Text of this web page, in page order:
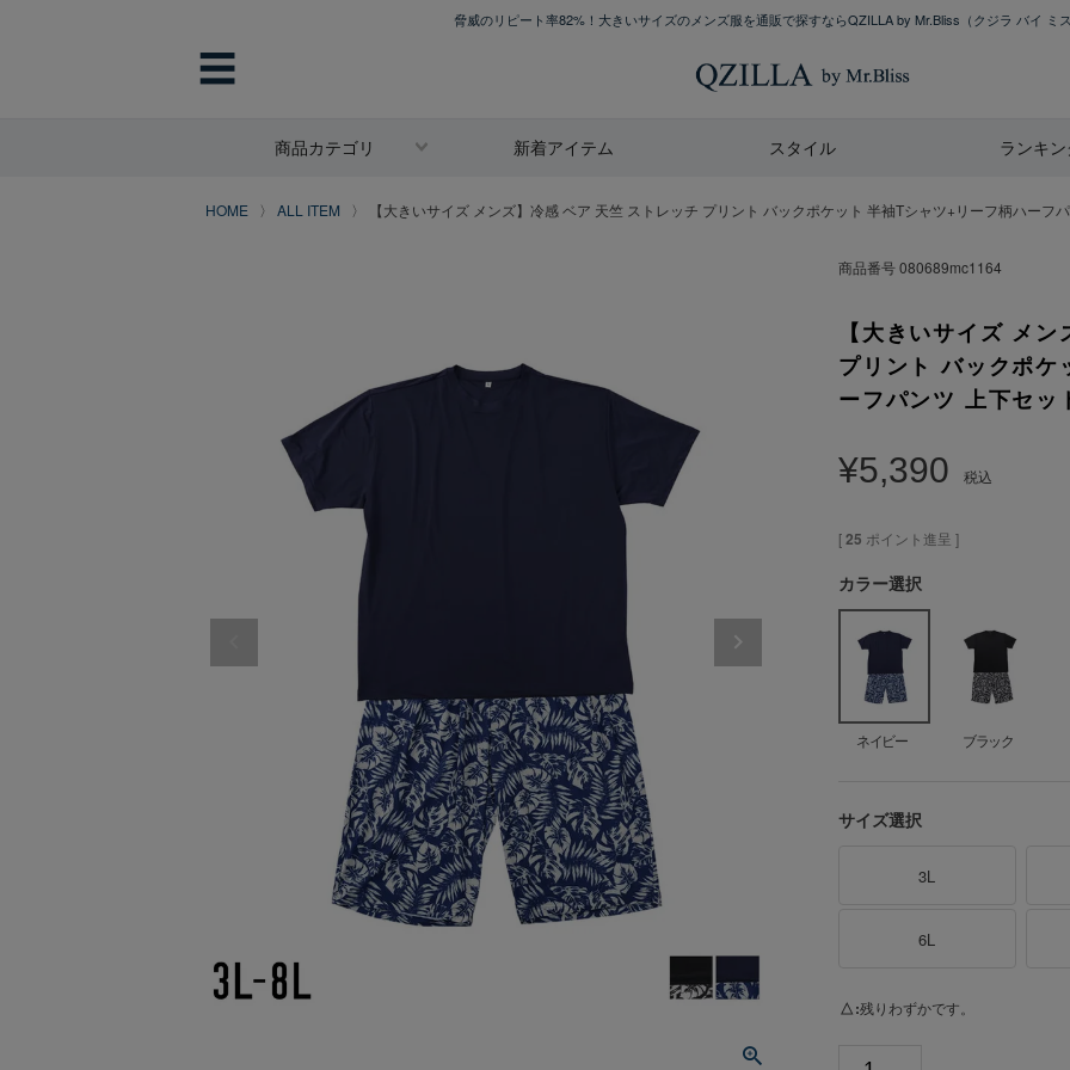
脅威のリピート率82%！大きいサイズのメンズ服を通販で探すならQZILLA by Mr.Bliss （クジラ バイ ミ
☰
商品カテゴリ 新着アイテム スタイル ランキ
HOME ALL ITEM 【大きいサイズ メンズ】冷感 ベア 天竺 ストレッチ プリント バックポケット 半袖Tシャツ+リーフ柄ハーフ
商品番号080689mc1164
【大きいサイズ メ
プリント バックポ
ーフパンツ 上下セ
¥5,390 税込
[25 ポイント進呈 ]
カラー選択
ネイビー ブラック
サイズ選択
3L
6L
△ 残りわずかです。